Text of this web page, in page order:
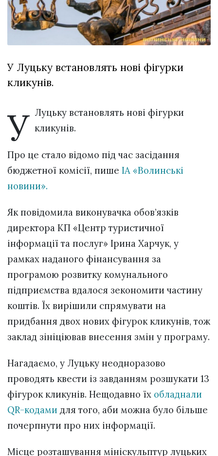
залишив у
Луцьку
три...
27 Липня 2026
744 переглядів
Всі розділи
Персона
Лайф
ZONE 18+
Контакти
Політика конфіденційності
У Луцьку встановлять нові фігурки
кликунів.
У Луцьку встановлять нові фігурки
кликунів.
Про це стало відомо під час засідання
бюджетної комісії, пише ІА «Волинські
новини».
Як повідомила виконувачка обов’язків
директора КП «Центр туристичної
інформації та послуг» Ірина Харчук, у
рамках наданого фінансування за
програмою розвитку комунального
підприємства вдалося зекономити частину
коштів. Їх вирішили спрямувати на
придбання двох нових фігурок кликунів, тож
заклад зініціював внесення змін у програму.
Нагадаємо, у Луцьку неодноразово
проводять квести із завданням розшукати 13
фігурок кликунів. Нещодавно їх обладнали
QR-кодами для того, аби можна було більше
почерпнути про них інформації.
Місце розташування мініскульптур луцьких